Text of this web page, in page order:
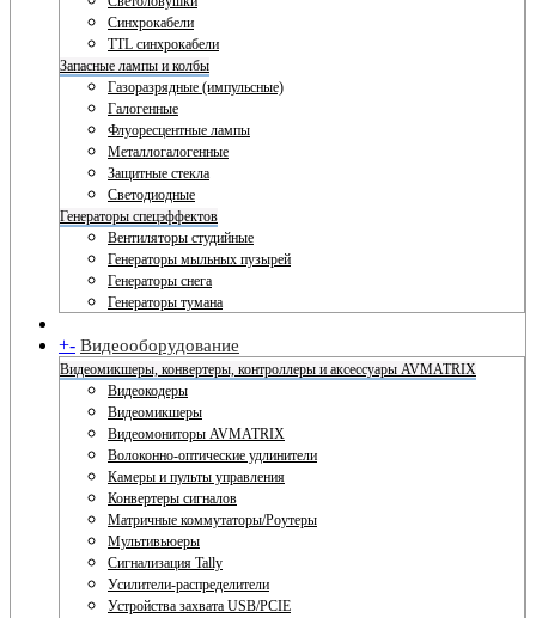
Синхрокабели
TTL синхрокабели
Запасные лампы и колбы
Газоразрядные (импульсные)
Галогенные
Флуоресцентные лампы
Металлогалогенные
Защитные стекла
Светодиодные
Генераторы спецэффектов
Вентиляторы студийные
Генераторы мыльных пузырей
Генераторы снега
Генераторы тумана
+- Видеооборудование
Видеомикшеры, конвертеры, контроллеры и аксессуары AVMATRIX
Видеокодеры
Видеомикшеры
Видеомониторы AVMATRIX
Волоконно-оптические удлинители
Камеры и пульты управления
Конвертеры сигналов
Матричные коммутаторы/Роутеры
Мультивьюеры
Сигнализация Tally
Усилители-распределители
Устройства захвата USB/PCIE